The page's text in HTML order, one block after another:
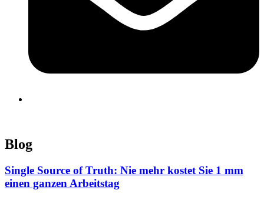
Blog
Single Source of Truth: Nie mehr kostet Sie 1 mm
einen ganzen Arbeitstag